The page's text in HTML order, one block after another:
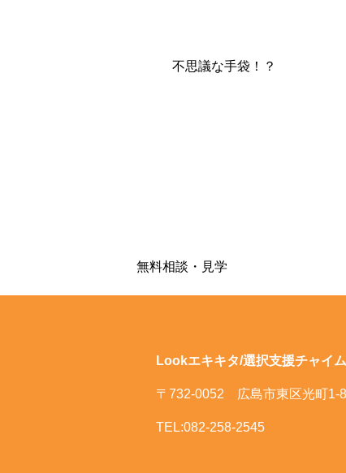
不思議な手袋！？
無料相談・見学
Lookエキキタ/選択支援チャイム
〒732-0052 広島市東区光町1-
TEL:082-258-2545